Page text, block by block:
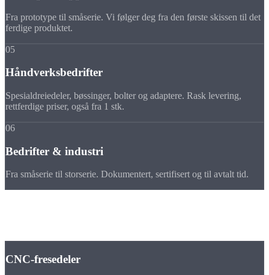
Fra prototype til småserie. Vi følger deg fra den første skissen til det
ferdige produktet.
05
Håndverksbedrifter
Spesialdreiedeler, bøssinger, bolter og adaptere. Rask levering,
rettferdige priser, også fra 1 stk.
06
Bedrifter & industri
Fra småserie til storserie. Dokumentert, sertifisert og til avtalt tid.
CNC-fresedeler